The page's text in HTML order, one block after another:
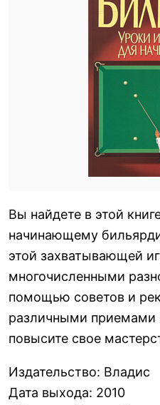
Вы найдете в этой
начинающему
этой захватывающей
многочисленными
помощью советов и
различными приемами
повысите свое
Издательство: Владис
Дата выхода: 2010